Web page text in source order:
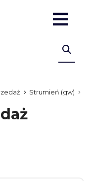
Strumień (gw)